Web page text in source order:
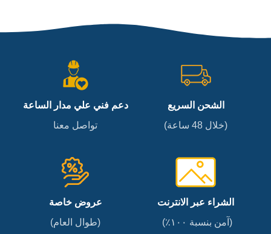
الشحن السريع
(خلال 48 ساعة)
دعم فني علي مدار الساعة
تواصل معنا
الشراء عبر الانترنت
(آمن بنسبة ١٠٠٪)
عروض خاصة
(طوال العام)